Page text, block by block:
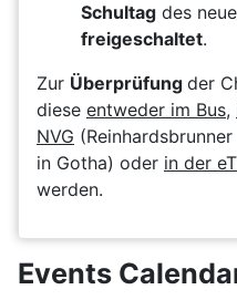
Schultag des
freigeschaltet.
Zur Überprüfung der
diese entweder im Bus,
NVG
in Gotha) oder in der
werden.
Events